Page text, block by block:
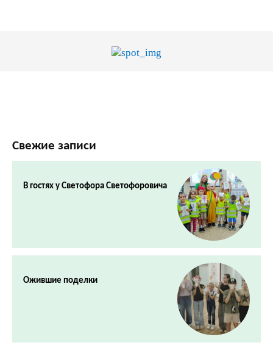
Свежие записи
В гостях у Светофора Светофоровича
Ожившие поделки